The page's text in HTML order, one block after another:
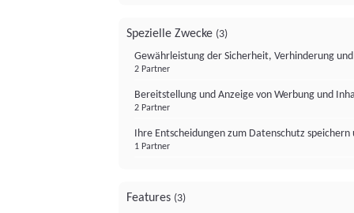
Spezielle Zwecke (3)
Gewährleistung der Sicherheit, Verhinderung
2 Partner
Bereitstellung und Anzeige von Werbung und
2 Partner
Ihre Entscheidungen zum Datenschutz
1 Partner
Features (3)